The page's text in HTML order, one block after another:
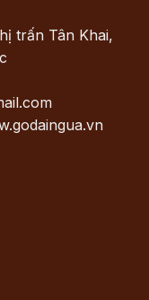
trấn Tân Khai,